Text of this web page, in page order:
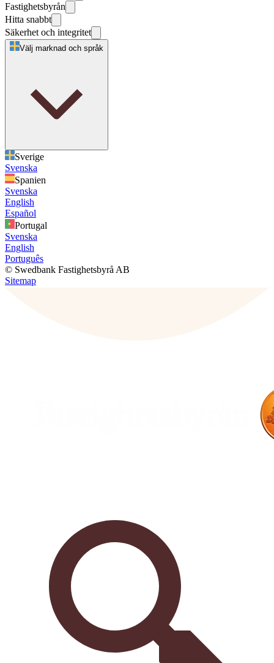
Fastighetsbyrån
Hitta snabbt
Säkerhet och integritet
Välj marknad och språk
Sverige
Svenska
Spanien
Svenska
English
Español
Portugal
Svenska
English
Português
© Swedbank Fastighetsbyrå AB
Sitemap